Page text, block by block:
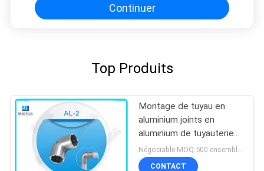
Continuer
Top Produits
Montage de tuyau en
aluminium joints en
aluminium de tuyauterie
de coude de 90 degrés
pour le tuyau d'OD 28mm
Négociable MOQ:500 ensembles
CONTACT